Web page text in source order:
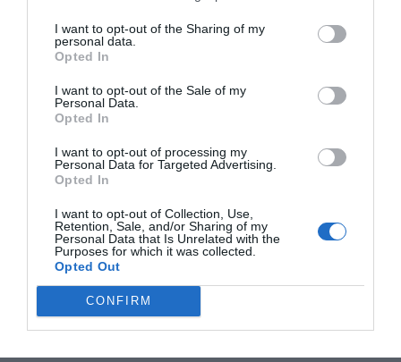
I want to opt-out of the Sharing of my
personal data.
Opted In
I want to opt-out of the Sale of my
Personal Data.
Opted In
I want to opt-out of processing my
Personal Data for Targeted Advertising.
Opted In
I want to opt-out of Collection, Use,
Retention, Sale, and/or Sharing of my
Personal Data that Is Unrelated with the
Purposes for which it was collected.
Opted Out
CONFIRM